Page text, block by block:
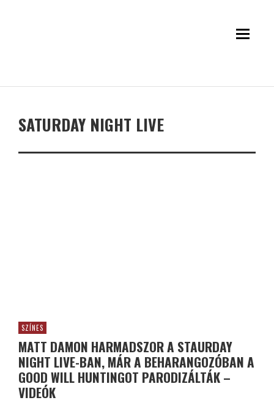
SATURDAY NIGHT LIVE
SZÍNES
MATT DAMON HARMADSZOR A STAURDAY
NIGHT LIVE-BAN, MÁR A BEHARANGOZÓBAN A
GOOD WILL HUNTINGOT PARODIZÁLTÁK –
VIDEÓK